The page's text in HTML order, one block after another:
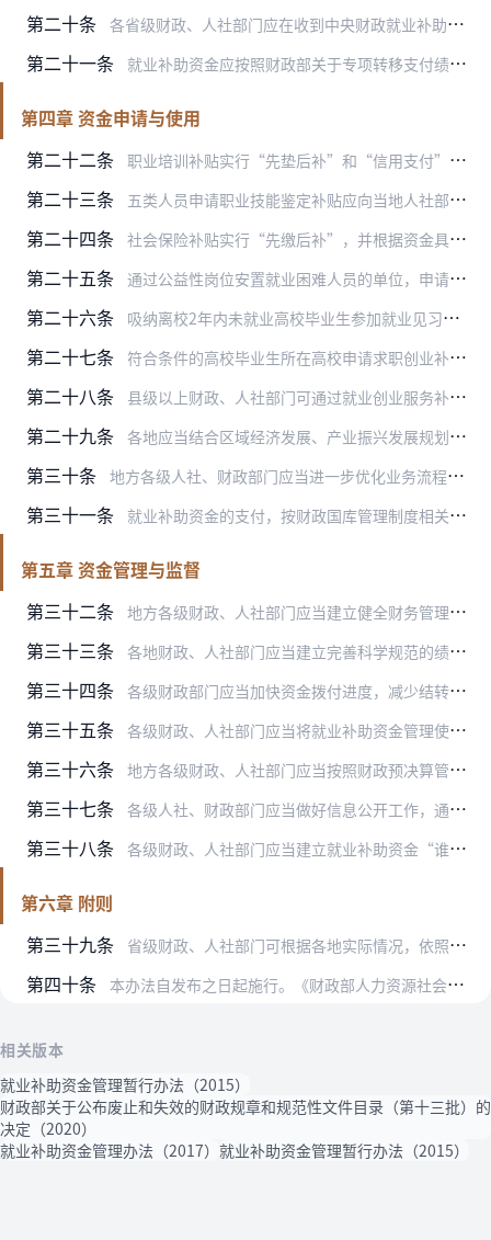
第二十条 各省级财政、人社部门应在收到中央财政就业补助资金后30日内，正式下达到市、县级财政和人社部门；省、市级财政、人社部门应当将本级政府预算安排给下级政府的就业补助资…
第二十一条 就业补助资金应按照财政部关于专项转移支付绩效目标管理的规定，做好绩效目标的设定、审核、下达工作。
第四章 资金申请与使用
第二十二条
职业培训补贴实行“先垫后补”和“信用支付”等办法。有条件的地区应探索为劳动者建立职业培训个人信用账户，鼓励劳动者自主选择培训机构和课程，并通过信用账户支付培训费…
第二十三条 五类人员申请职业技能鉴定补贴应向当地人社部门提供以下材料：《就业创业证》复印件、职业资格证书复印件、职业技能鉴定机构开具的行政事业性收费票据（或税务发票）等。经…
第二十四条 社会保险补贴实行“先缴后补”，并根据资金具体用途分别遵循以下要求：
第二十五条 通过公益性岗位安置就业困难人员的单位，申请公益性岗位补贴应向当地人社部门提供以下材料：《就业创业证》复印件、享受公益性岗位补贴年限证明材料、单位发放工资明细账（…
第二十六条 吸纳离校2年内未就业高校毕业生参加就业见习的单位，申请就业见习补贴应向当地人社部门提供以下材料：参加就业见习的人员名单、就业见习协议书、《就业创业证》复印件、毕…
第二十七条 符合条件的高校毕业生所在高校申请求职创业补贴应向当地人社部门提供以下材料：毕业生获得国家助学贷款（或享受低保、身有残疾、建档立卡贫困家庭、贫困残疾人家庭、特困救…
第二十八条 县级以上财政、人社部门可通过就业创业服务补助资金，支持下级公共就业服务机构加强其人力资源市场信息网络系统建设。对于基层公共就业服务机构承担的免费公共就业服务和创…
第二十九条 各地应当结合区域经济发展、产业振兴发展规划和新兴战略性产业发展的需要，依托具备高技能人才培训能力的职业培训机构和城市公共实训基地，建设高技能人才培训基地，重点开…
第三十条 地方各级人社、财政部门应当进一步优化业务流程，积极推进网上申报、网上审核、联网核查。对能依托管理信息系统或与相关单位信息共享、业务协同获得的个人及单位信息、资料…
第三十一条 就业补助资金的支付，按财政国库管理制度相关规定执行。
第五章 资金管理与监督
第三十二条
地方各级财政、人社部门应当建立健全财务管理规章制度，强化内部财务管理，优化业务流程，加强内部风险防控。
第三十三条 各地财政、人社部门应当建立完善科学规范的绩效评价指标体系，积极推进就业补助资金的绩效管理。财政部和人力资源社会保障部应当根据各地就业工作情况，定期委托第三方进行…
第三十四条 各级财政部门应当加快资金拨付进度，减少结转结余。人社部门要按照本办法规定积极推动落实就业创业扶持政策，确保资金用出成效。
第三十五条 各级财政、人社部门应当将就业补助资金管理使用情况列入重点监督检查范围，有条件的地方，可聘请具备资质的社会中介机构开展第三方监督检查，自觉接受审计等部门的检查和社…
第三十六条 地方各级财政、人社部门应当按照财政预决算管理的总体要求，做好年度预决算工作。
第三十七条 各级人社、财政部门应当做好信息公开工作，通过当地媒体、部门网站等向社会公开年度就业工作总体目标、工作任务完成、各项补贴资金的使用等情况。
第三十八条 各级财政、人社部门应当建立就业补助资金“谁使用、谁负责”的责任追究机制。
第六章 附则
第三十九条
省级财政、人社部门可根据各地实际情况，依照本办法制定就业补助资金管理和使用的具体实施办法。
第四十条 本办法自发布之日起施行。《财政部人力资源社会保障部关于印发〈就业补助资金管理暂行办法〉的通知》（财社〔2015〕290号）同时废止。
相关版本
就业补助资金管理暂行办法（2015）
财政部关于公布废止和失效的财政规章和规范性文件目录（第十三批）的
决定（2020）
就业补助资金管理办法（2017） 就业补助资金管理暂行办法（2015）